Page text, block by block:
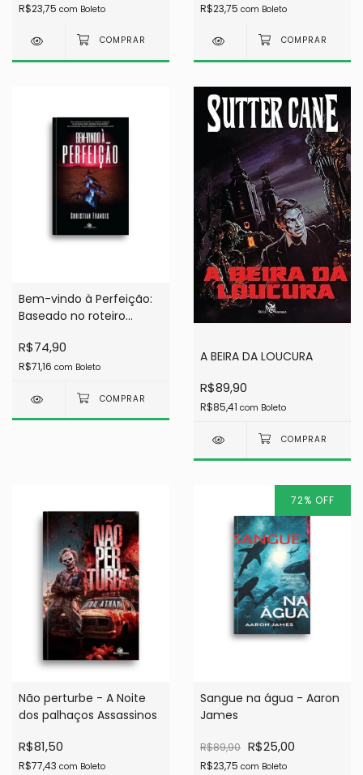
R$23,75 com Boleto R$23,75 com Boleto
Bem-vindo à Perfeição:
Baseado no roteiro
Vermes Malditos'
R$74,90
R$71,16 com Boleto
A BEIRA DA LOUCURA
R$89,90
R$85,41 com Boleto
Não perturbe - A Noite
dos palhaços Assassinos
R$81,50
R$77,43 com Boleto
72% OFF
Sangue na água - Aaron
James
R$89,90 R$25,00
R$23,75 com Boleto